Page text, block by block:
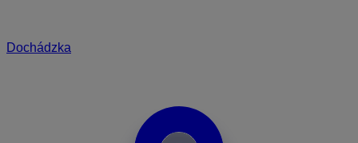
Dochádzka